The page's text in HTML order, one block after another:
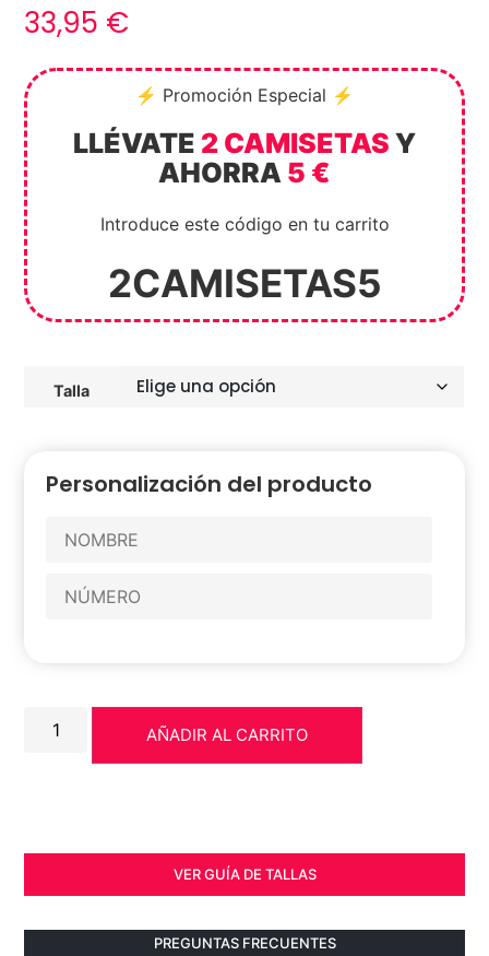
33,95 €
⚡ Promoción Especial ⚡
LLÉVATE 2 CAMISETAS Y
AHORRA 5 €
Introduce este código en tu carrito
2CAMISETAS5
Talla
Personalización del producto
AÑADIR AL CARRITO
VER GUÍA DE TALLAS
PREGUNTAS FRECUENTES